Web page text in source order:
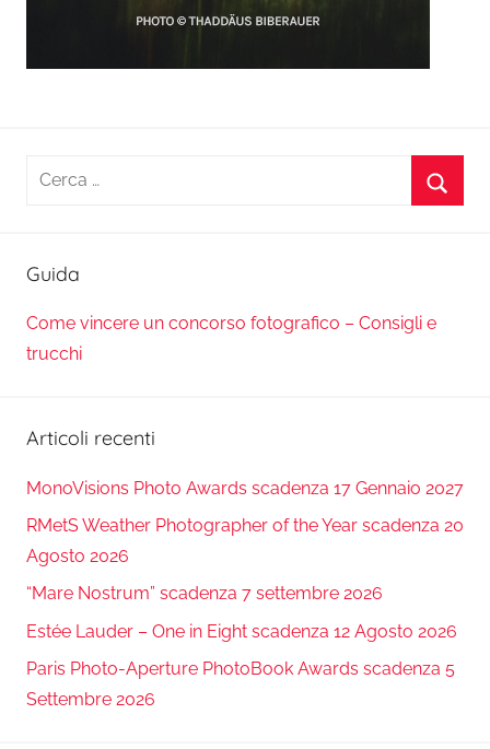
Ricerca
Guida
Come vincere un concorso fotografico – Consigli e
trucchi
Articoli recenti
MonoVisions Photo Awards scadenza 17 Gennaio 2027
RMetS Weather Photographer of the Year scadenza 20
Agosto 2026
“Mare Nostrum” scadenza 7 settembre 2026
Estée Lauder – One in Eight scadenza 12 Agosto 2026
Paris Photo-Aperture PhotoBook Awards scadenza 5
Settembre 2026